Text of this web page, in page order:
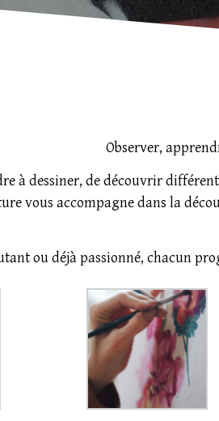
Observer,
à dessiner, de découvrir
vous accompagne dans la
ou déjà passionné, chacun